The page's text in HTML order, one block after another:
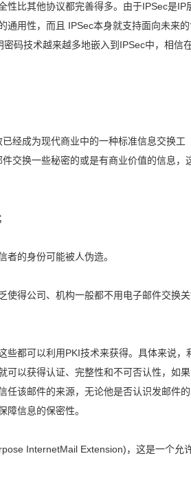
性比其他协议都完善得多。由于IPSec是IP
通用性，而且 IPSec本身就支持面向未来
码技术越来越多地嵌入到IPSec中，相信
经成为现代商业中的一种标准信息交换工
交换一些秘密的或是有商业价值的信息，
的身份可能被人伪造。
使得公司、机构一般都不用电子邮件交换
都可以利用PKI技术来获得。具体来说，
可以获得认证、完整性和不可否认性，如
任该邮件的来源，无论他是否认识发邮件的
障信息的保密性。
InternetMail Extension)，这是一个允